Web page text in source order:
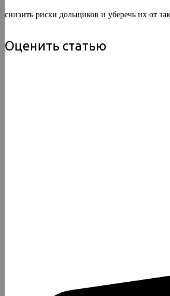
снизить риски дольщиков и уберечь их от
Оценить статью